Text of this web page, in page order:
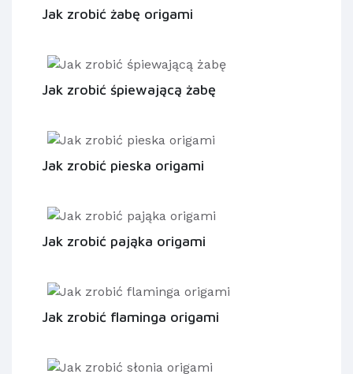
Jak zrobić żabę origami
Jak zrobić śpiewającą żabę
Jak zrobić pieska origami
Jak zrobić pająka origami
Jak zrobić flaminga origami